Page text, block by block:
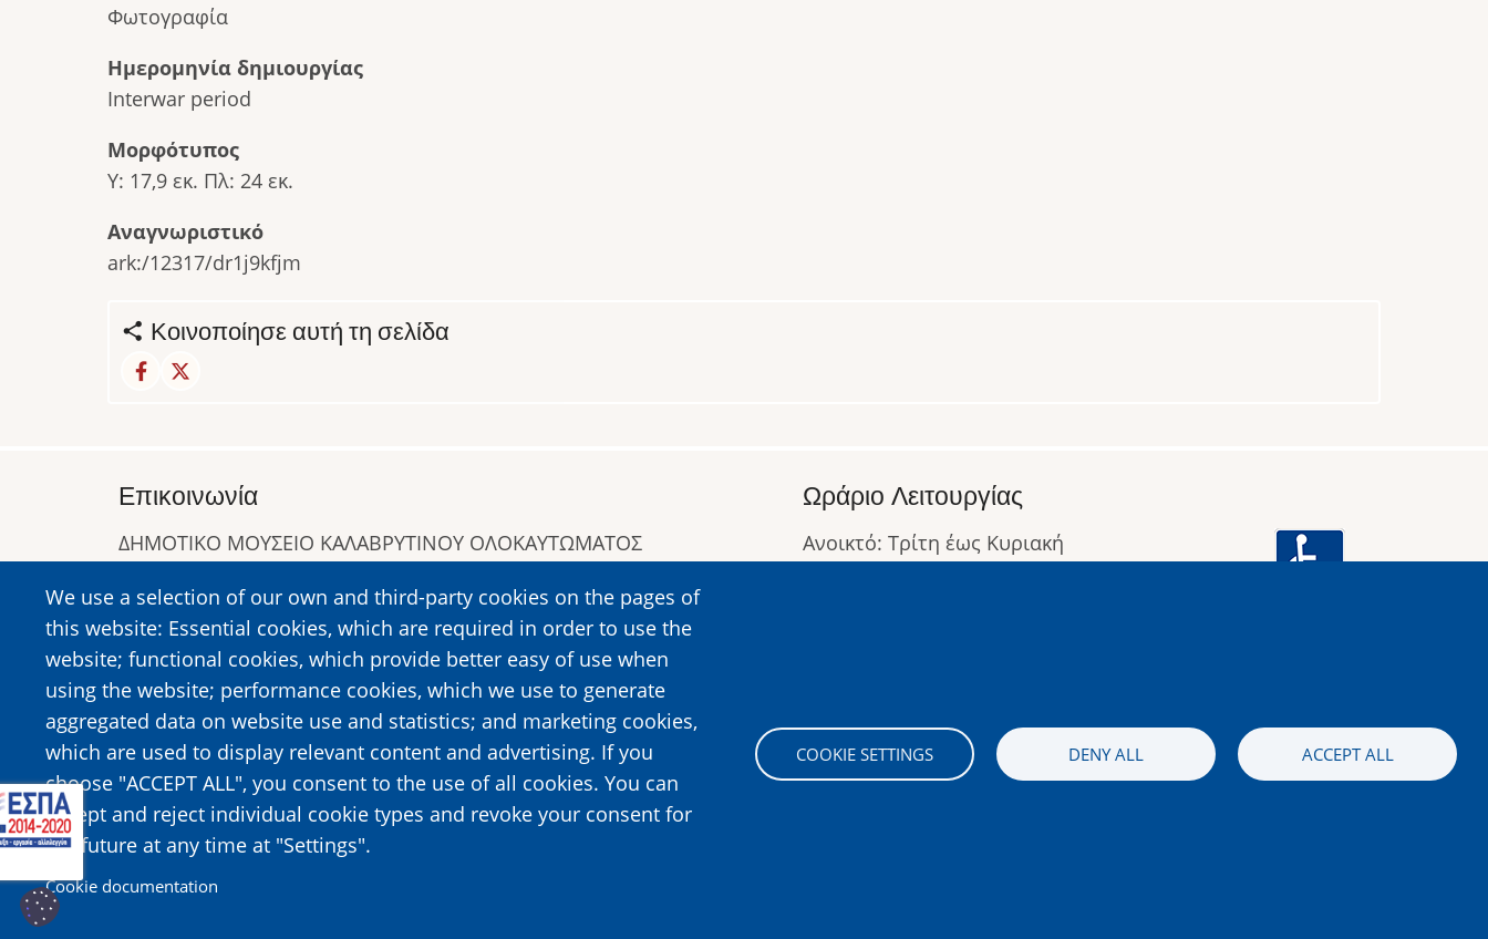
Φωτογραφία
Ημερομηνία δημιουργίας
Interwar period
Μορφότυπος
Υ: 17,9 εκ. Πλ: 24 εκ.
Αναγνωριστικό
ark:/12317/dr1j9kfjm
Κοινοποίησε αυτή τη σελίδα
We use a selection of our own and third-party cookies on the pages of
this website: Essential cookies, which are required in order to use the
website; functional cookies, which provide better easy of use when
using the website; performance cookies, which we use to generate
aggregated data on website use and statistics; and marketing cookies,
which are used to display relevant content and advertising. If you
choose "ACCEPT ALL", you consent to the use of all cookies. You can
accept and reject individual cookie types and revoke your consent for
the future at any time at "Settings".
Cookie documentation
COOKIE SETTINGS DENY ALL ACCEPT ALL
Επικοινωνία
ΔΗΜΟΤΙΚΟ ΜΟΥΣΕΙΟ ΚΑΛΑΒΡΥΤΙΝΟΥ ΟΛΟΚΑΥΤΩΜΑΤΟΣ
Τηλ:2692023646, 2692360220
https://www.dmko.gr || info@dmko.gr
Ωράριο Λειτουργίας
Ανοικτό: Τρίτη έως Κυριακή
Image Image Image Image